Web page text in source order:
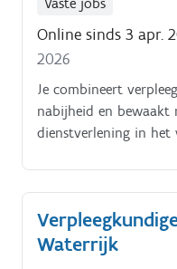
bewoners en hun
wondzorgopvolging;
wondzorgtrajecten
Online sinds 3 apr.
2026
Je combineert
nabijheid en bewaakt
dienstverlening in het
richtlijnen;je volgt
continuïteit van
veranderingen in
Waterrijk